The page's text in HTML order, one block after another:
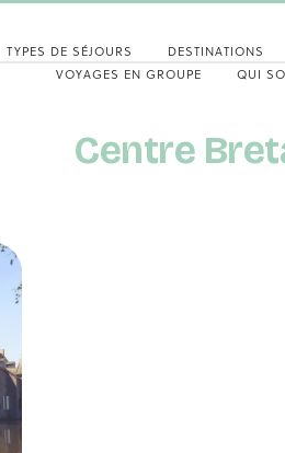
TYPES DE SÉJOURS DESTINATIONS
VOYAGES EN GROUPE
QUI
Centre